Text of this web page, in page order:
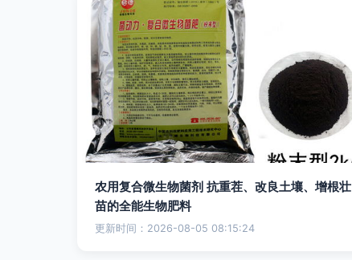
农用复合微生物菌剂 抗重茬、改良土壤、增根壮
苗的全能生物肥料
更新时间：2026-08-05 08:15:24